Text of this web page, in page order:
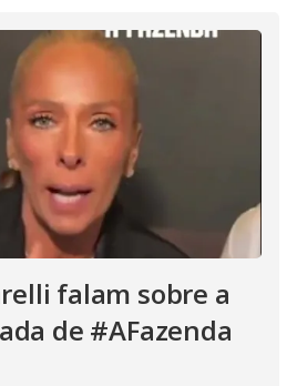
falam sobre a
de #AFazenda